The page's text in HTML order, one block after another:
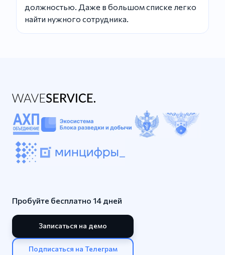
должностью. Даже в большом списке легко
найти нужного сотрудника.
Пробуйте бесплатно 14 дней
Записаться на демо
Подписаться на Телеграм